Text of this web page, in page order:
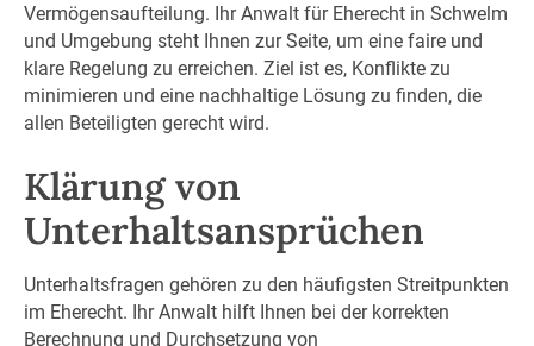
Vermögensaufteilung. Ihr Anwalt für Eherecht in Schwelm
und Umgebung steht Ihnen zur Seite, um eine faire und
klare Regelung zu erreichen. Ziel ist es, Konflikte zu
minimieren und eine nachhaltige Lösung zu finden, die
allen Beteiligten gerecht wird.
Klärung von
Unterhaltsansprüchen
Unterhaltsfragen gehören zu den häufigsten Streitpunkten
im Eherecht. Ihr Anwalt hilft Ihnen bei der korrekten
Berechnung und Durchsetzung von